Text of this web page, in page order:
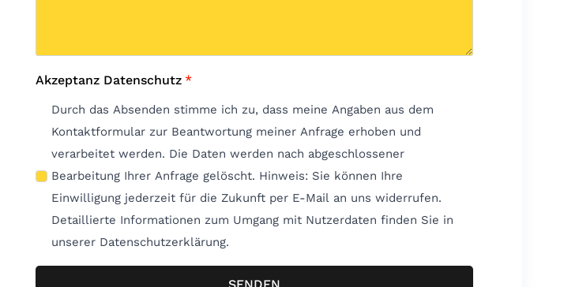
Akzeptanz Datenschutz *
Durch das Absenden stimme ich zu, dass meine Angaben aus dem
Kontaktformular zur Beantwortung meiner Anfrage erhoben und
verarbeitet werden. Die Daten werden nach abgeschlossener
Bearbeitung Ihrer Anfrage gelöscht. Hinweis: Sie können Ihre
Einwilligung jederzeit für die Zukunft per E-Mail an uns widerrufen.
Detaillierte Informationen zum Umgang mit Nutzerdaten finden Sie in
unserer Datenschutzerklärung.